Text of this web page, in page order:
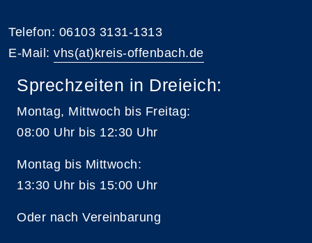
Telefon: 06103 3131-1313
E-Mail: vhs(at)kreis-offenbach.de
Sprechzeiten in Dreieich:
Montag, Mittwoch bis Freitag:
08:00 Uhr bis 12:30 Uhr
Montag bis Mittwoch:
13:30 Uhr bis 15:00 Uhr
Oder nach Vereinbarung